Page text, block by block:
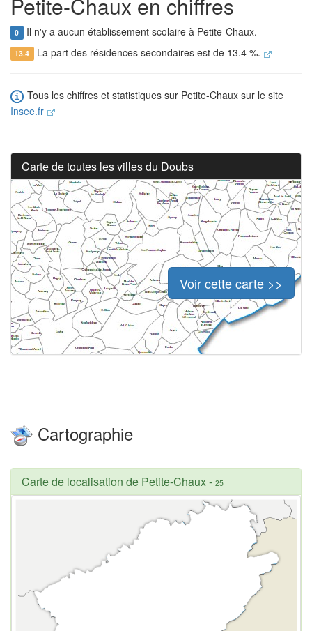
Petite-Chaux en chiffres
0 Il n'y a aucun établissement scolaire à Petite-Chaux.
13.4 La part des résidences secondaires est de 13.4 %.
Tous les chiffres et statistiques sur Petite-Chaux sur le site
Insee.fr
Carte de toutes les villes du Doubs
Voir cette carte >>
Cartographie
Carte de localisation de Petite-Chaux- 25